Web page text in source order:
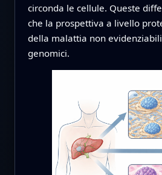
circonda le cellule. Queste
che la prospettiva a livello
della malattia non
genomici.